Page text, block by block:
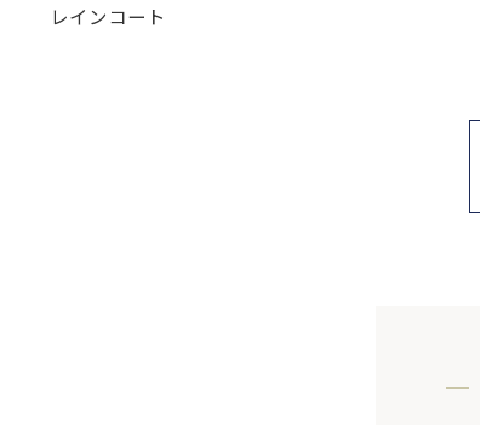
レインコート